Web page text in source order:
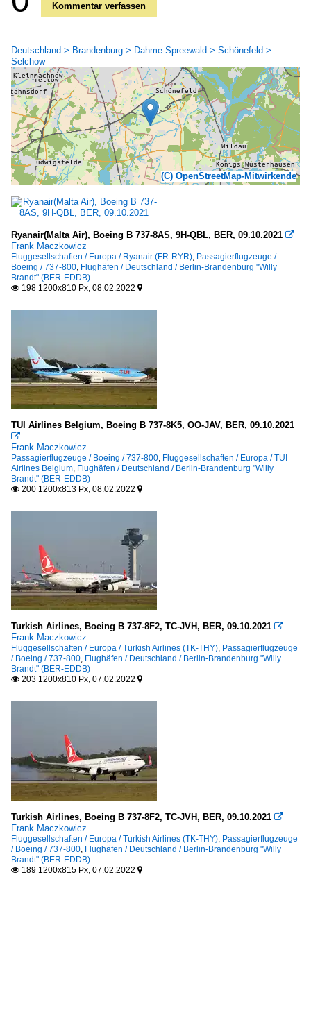
Kommentar verfassen
Deutschland > Brandenburg > Dahme-Spreewald > Schönefeld >
Selchow
(C) OpenStreetMap-Mitwirkende
Ryanair(Malta Air), Boeing B 737-8AS, 9H-QBL, BER, 09.10.2021 
Frank Maczkowicz
Fluggesellschaften / Europa / Ryanair (FR-RYR), Passagierflugzeuge /
Boeing / 737-800, Flughäfen / Deutschland / Berlin-Brandenburg "Willy
Brandt" (BER-EDDB)
 198 1200x810 Px, 08.02.2022 
TUI Airlines Belgium, Boeing B 737-8K5, OO-JAV, BER, 09.10.2021

Frank Maczkowicz
Passagierflugzeuge / Boeing / 737-800, Fluggesellschaften / Europa / TUI
Airlines Belgium, Flughäfen / Deutschland / Berlin-Brandenburg "Willy
Brandt" (BER-EDDB)
 200 1200x813 Px, 08.02.2022 
Turkish Airlines, Boeing B 737-8F2, TC-JVH, BER, 09.10.2021 
Frank Maczkowicz
Fluggesellschaften / Europa / Turkish Airlines (TK-THY), Passagierflugzeuge
/ Boeing / 737-800, Flughäfen / Deutschland / Berlin-Brandenburg "Willy
Brandt" (BER-EDDB)
 203 1200x810 Px, 07.02.2022 
Turkish Airlines, Boeing B 737-8F2, TC-JVH, BER, 09.10.2021 
Frank Maczkowicz
Fluggesellschaften / Europa / Turkish Airlines (TK-THY), Passagierflugzeuge
/ Boeing / 737-800, Flughäfen / Deutschland / Berlin-Brandenburg "Willy
Brandt" (BER-EDDB)
 189 1200x815 Px, 07.02.2022 